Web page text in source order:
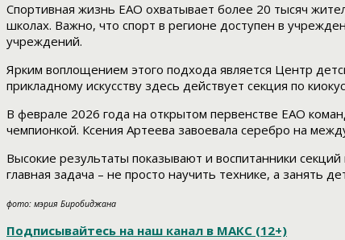
Спортивная жизнь ЕАО охватывает более 20 тысяч
школах. Важно, что спорт в регионе доступен в
учреждений.
Ярким воплощением этого подхода является Центр
прикладному искусству здесь действует секция по
В феврале 2026 года на открытом первенстве ЕАО
чемпионкой. Ксения Артеева завоевала серебро на
Высокие результаты показывают и воспитанники
главная задача – не просто научить технике, а занять
фото: мэрия Биробиджана
Подписывайтесь на наш канал в МАКС (12+)